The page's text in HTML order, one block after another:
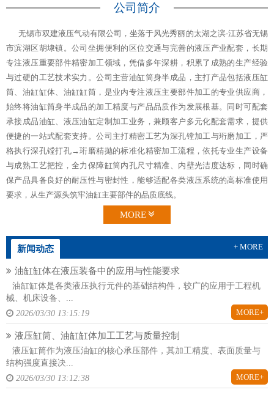
公司简介
无锡市双建液压气动有限公司，坐落于风光秀丽的太湖之滨-江苏省无锡
市滨湖区胡埭镇。公司坐拥便利的区位交通与完善的液压产业配套，长期
专注液压重要部件精密加工领域，凭借多年深耕，积累了成熟的生产经验
与过硬的工艺技术实力。公司主营油缸筒身半成品，主打产品包括液压缸
筒、油缸缸体、油缸缸筒，是业内专注液压主要部件加工的专业供应商，
始终将油缸筒身半成品的加工精度与产品品质作为发展根基。同时可配套
承接成品油缸、液压油缸定制加工业务，兼顾客户多元化配套需求，提供
便捷的一站式配套支持。公司主打精密工艺为深孔镗加工与珩磨加工，严
格执行深孔镗打孔→珩磨精抛的标准化精密加工流程，依托专业生产设备
与成熟工艺把控，全力保障缸筒内孔尺寸精准、内壁光洁度达标，同时确
保产品具备良好的耐压性与密封性，能够适配各类液压系统的高标准使用
要求，从生产源头筑牢油缸主要部件的品质底线。
MORE
新闻动态 + MORE
油缸缸体在液压装备中的应用与性能要求
油缸缸体是各类液压执行元件的基础结构件，较广的应用于工程机
械、机床设备、...
2026/03/30 13:15:19
MORE+
液压缸筒、油缸缸体加工工艺与质量控制
液压缸筒作为液压油缸的核心承压部件，其加工精度、表面质量与
结构强度直接决...
2026/03/30 13:12:38
MORE+